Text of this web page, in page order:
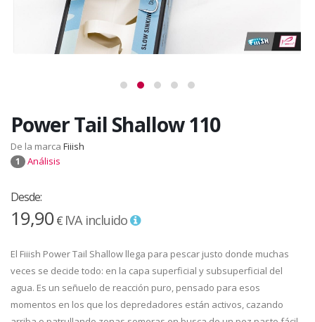
Power Tail Shallow 110
De la marca Fiiish
1 Análisis
Desde:
19,90€ IVA incluido
El Fiiish Power Tail Shallow llega para pescar justo donde muchas
veces se decide todo: en la capa superficial y subsuperficial del
agua. Es un señuelo de reacción puro, pensado para esos
momentos en los que los depredadores están activos, cazando